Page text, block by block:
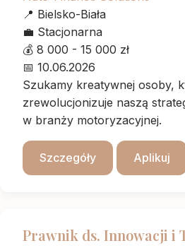
📍 Bielsko-Biała
💼 Stacjonarna
💰 8 000 - 15 000 zł
📅 10.06.2026
Szukamy kreatywnej osoby,
zrewolucjonizuje naszą
w branży motoryzacyjnej.
Szczegóły Aplikuj
Prawnik ds. Innowacji i